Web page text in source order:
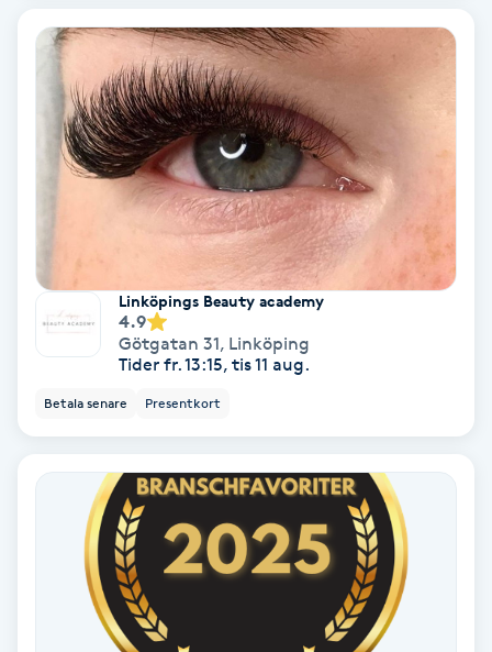
Koppningsmassage
Kosmetisk tatuering
Kostrådgivning
Kroppspeeling
Käkledsbehandling
Kärlbehandling
Laserbehandling
Lashlift Keratin
LED-ljusterapi
Linköpings Beauty academy
4.9
Götgatan 31, Linköping
Tider fr. 13:15, tis 11 aug.
Betala senare Presentkort